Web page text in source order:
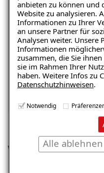
anbieten zu können und
Website zu analysieren.
Informationen zu Ihrer
an unsere Partner für
Analysen weiter. Unsere
Informationen
zusammen, die Sie
sie im Rahmen Ihrer
haben. Weitere Infos zu
Datenschutzhinweisen.
Notwendig
Alle ablehnen
Balkon
Wir sind stolz